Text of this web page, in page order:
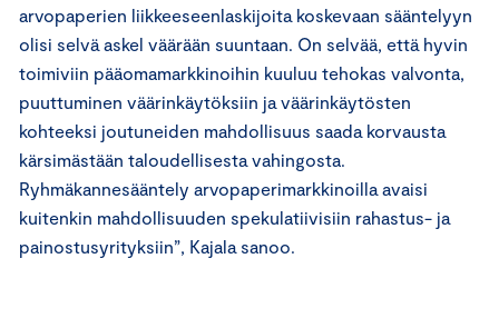
arvopaperien liikkeeseenlaskijoita koskevaan sääntelyyn
olisi selvä askel väärään suuntaan. On selvää, että hyvin
toimiviin pääomamarkkinoihin kuuluu tehokas valvonta,
puuttuminen väärinkäytöksiin ja väärinkäytösten
kohteeksi joutuneiden mahdollisuus saada korvausta
kärsimästään taloudellisesta vahingosta.
Ryhmäkannesääntely arvopaperimarkkinoilla avaisi
kuitenkin mahdollisuuden spekulatiivisiin rahastus- ja
painostusyrityksiin”, Kajala sanoo.